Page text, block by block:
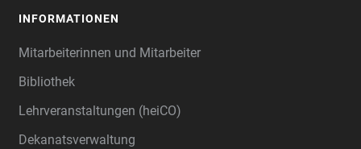
INFORMATIONEN
Mitarbeiterinnen und Mitarbeiter
Bibliothek
Lehrveranstaltungen (heiCO)
Dekanatsverwaltung